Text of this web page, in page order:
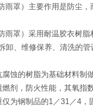
雨罩）主要作用是防尘
雨罩）采用耐温胶衣树
卸、维修保养、清洗的
蚀的树脂为基础材料制做
剂，防火性能，其氧指
为钢制品的1／31／4